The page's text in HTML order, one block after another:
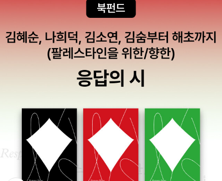
다.(35쪽)따라서 하나님을 아빠라고 부르는 것은 복음에 대한 믿음
의 반응입니다. 주님이 우리를 위해 행하신 놀라운 일과 그로 인해 우
리에게 주어진 은혜와 특권에 대한 감사와 찬양의 반응입니다. 무엇
을 얻어내기 위해서가 아니라, 예수님의 구속으로 하나님이 우리 아
버지가 되어 주신 놀라운 은혜를 찬양하기 위해 아빠를 부르는 것입
니다.(42~43쪽)하나님이 자신을 아버지라고 부르라고 명하신다는
인지에 대해서도 깊이 생각해 보지 않았다. 육신적인 아버지의 의미
를 넘어서서 생각하지 못했던 것 같다. 나에게 아버지란 어떤 의미를
가지고 있는지 곰곰이 생각해봐야겠다. 예전에 한신대학교(기장)에
서 학생회장이었던가, ‘민중의 이름으로‘ 기도한다고 했다가 논란이
되었던 적이 있다. 다음 인용이 그 논란에 대한 개혁주의적 답이 될 수